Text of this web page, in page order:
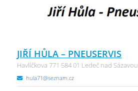
JIŘÍ HŮLA – PNEUSERVIS
Havlíčkova 771 584 01 Ledeč nad Sázavou
hula71@seznam.cz